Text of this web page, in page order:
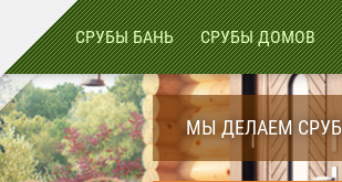
СРУБЫ БАНЬ СРУБЫ ДОМОВ
МЫ ДЕЛАЕМ